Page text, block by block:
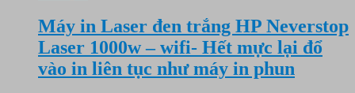
15.450.000 ₫.
Máy in Laser đen trắng HP Neverstop
Laser 1000w – wifi- Hết mực lại đổ
vào in liên tục như máy in phun